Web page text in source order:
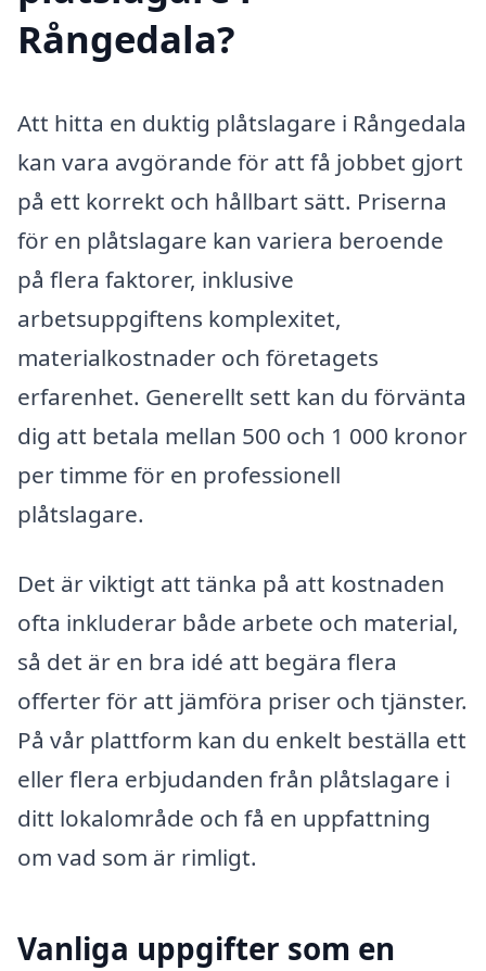
Rångedala?
Att hitta en duktig plåtslagare i Rångedala
kan vara avgörande för att få jobbet gjort
på ett korrekt och hållbart sätt. Priserna
för en plåtslagare kan variera beroende
på flera faktorer, inklusive
arbetsuppgiftens komplexitet,
materialkostnader och företagets
erfarenhet. Generellt sett kan du förvänta
dig att betala mellan 500 och 1 000 kronor
per timme för en professionell
plåtslagare.
Det är viktigt att tänka på att kostnaden
ofta inkluderar både arbete och material,
så det är en bra idé att begära flera
offerter för att jämföra priser och tjänster.
På vår plattform kan du enkelt beställa ett
eller flera erbjudanden från plåtslagare i
ditt lokalområde och få en uppfattning
om vad som är rimligt.
Vanliga uppgifter som en